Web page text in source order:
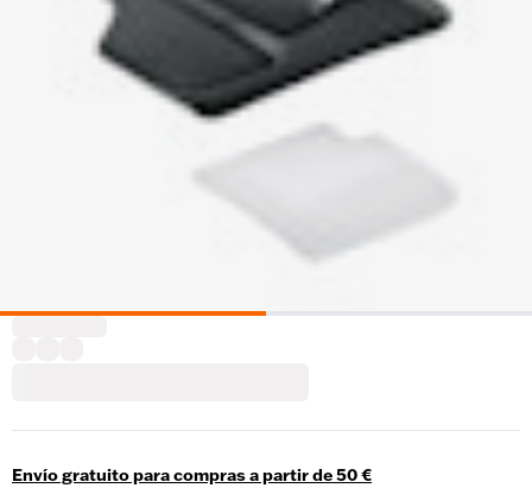
Envío gratuito para compras a partir de 50 €